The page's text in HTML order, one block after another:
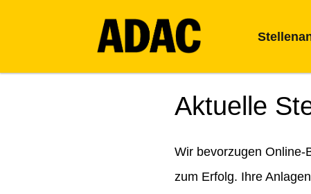
Aktuelle
Wir bevorzugen Online-
zum Erfolg. Ihre